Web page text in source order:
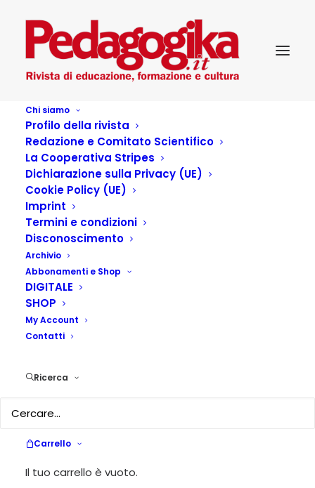
Chi siamo
Profilo della rivista
Redazione e Comitato Scientifico
La Cooperativa Stripes
Dichiarazione sulla Privacy (UE)
Cookie Policy (UE)
Imprint
Termini e condizioni
Disconoscimento
Archivio
Abbonamenti e Shop
DIGITALE
SHOP
My Account
Contatti
Ricerca
Carrello
Il tuo carrello è vuoto.
Articoli dell'autore
Un segnale al polso, una comunità
intorno. Il progetto Zoicare
by A cura della Redazione
by Dafne Guida
Ai poeti i calendari non bastano
(editoriale)
by Maria Piacente